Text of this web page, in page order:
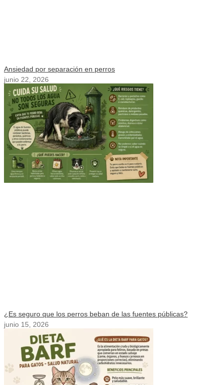
Ansiedad por separación en perros
junio 22, 2026
¿Es seguro que los perros beban de las fuentes públicas?
junio 15, 2026